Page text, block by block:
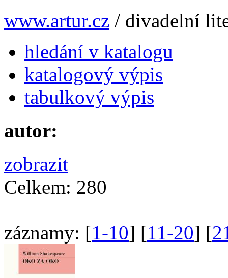
www.artur.cz / divadelní
hledání v katalogu
katalogový výpis
tabulkový výpis
autor:
zobrazit
Celkem: 280
záznamy: [1-10] [11-20] [